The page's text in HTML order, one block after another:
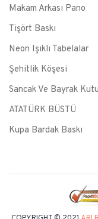
Makam Arkası Pano
Tişört Baskı
Neon Işıklı Tabelalar
Şehitlik Köşesi
Sancak Ve Bayrak
ATATÜRK BÜSTÜ
Kupa Bardak Baskı